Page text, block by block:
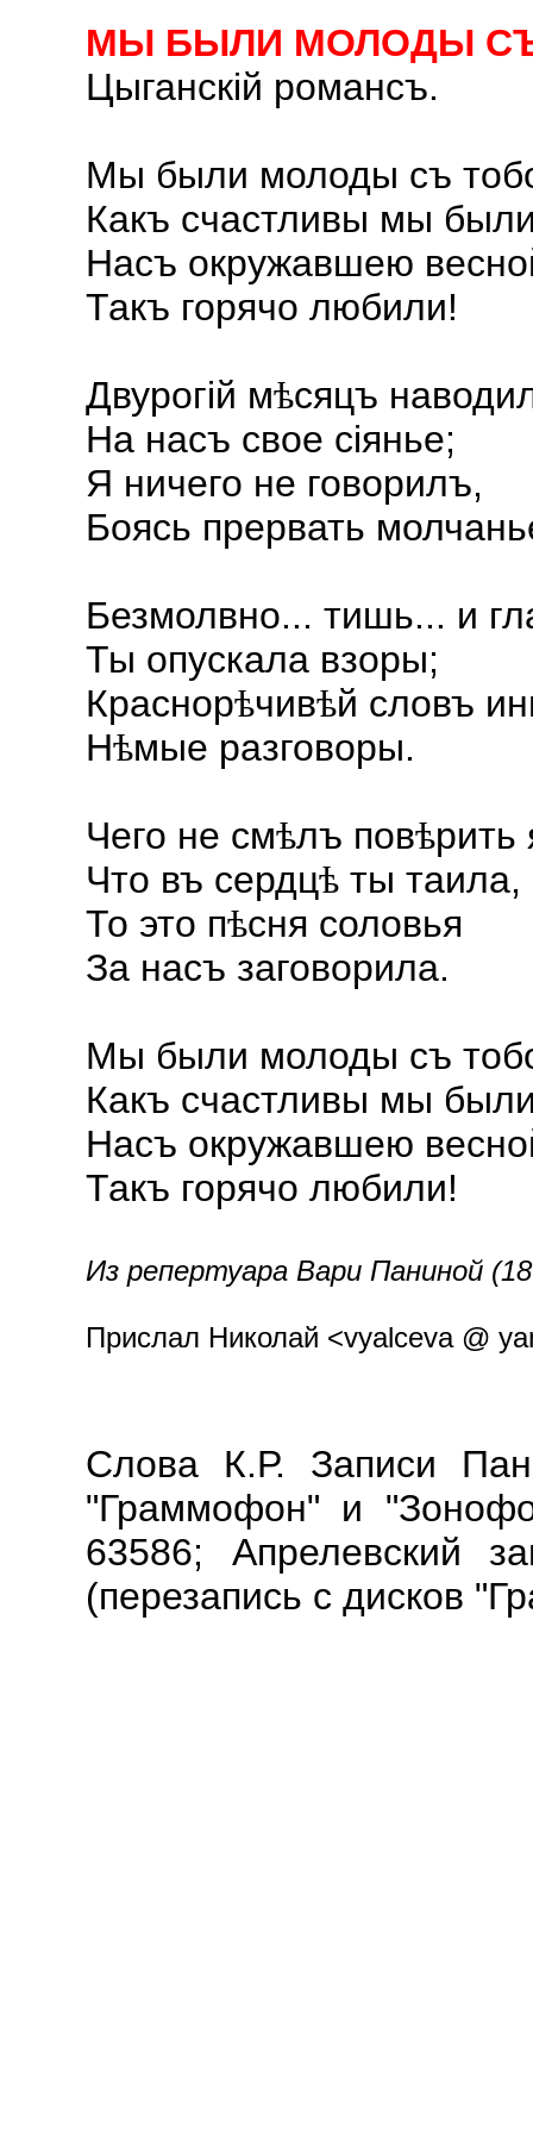
МЫ БЫЛИ МОЛОДЫ
Цыганскій романсъ.
Мы были молоды съ
Какъ счастливы мы
Насъ окружавшею
Такъ горячо любили!
Двурогій мѣсяцъ
На насъ свое сіянье;
Я ничего не говорилъ,
Боясь прервать
Безмолвно... тишь... и
Ты опускала взоры;
Краснорѣчивѣй словъ
Нѣмые разговоры.
Чего не смѣлъ повѣрить
Что въ сердцѣ ты таила,
То это пѣсня соловья
За насъ заговорила.
Мы были молоды съ
Какъ счастливы мы
Насъ окружавшею
Такъ горячо любили!
Из репертуара Вари Паниной
Прислал Николай <vyalceva @
Слова К.Р. Записи
"Граммофон" и
63586; Апрелевский
(перезапись с дисков